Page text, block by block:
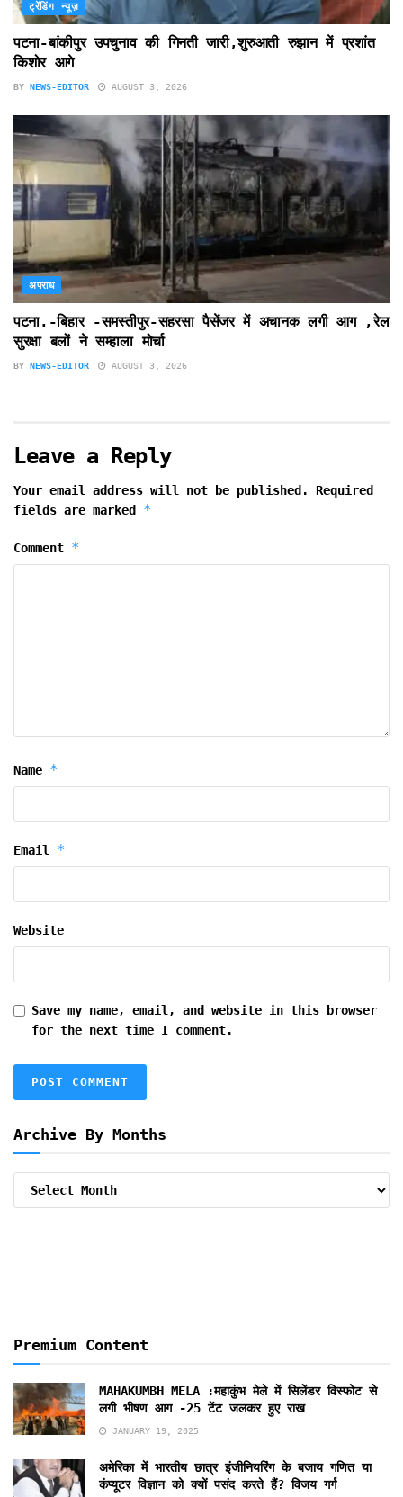
ट्रेंडिंग न्यूज़
पटना-बांकीपुर उपचुनाव की गिनती जारी,शुरुआती रुझान में प्रशांत
किशोर आगे
BY NEWS-EDITOR AUGUST 3, 2026
अपराध
पटना.-बिहार -समस्तीपुर-सहरसा पैसेंजर में अचानक लगी आग ,रेल
सुरक्षा बलों ने सम्हाला मोर्चा
BY NEWS-EDITOR AUGUST 3, 2026
Leave a Reply
Your email address will not be published.
Required
fields are marked *
Comment *
Name *
Email *
Website
Save my name, email, and website in this browser
for the next time I comment.
Archive By Months
Archive
Premium Content
MAHAKUMBH MELA :महाकुंभ मेले में सिलेंडर विस्फोट से
लगी भीषण आग -25 टेंट जलकर हुए राख
JANUARY 19, 2025
अमेरिका में भारतीय छात्र इंजीनियरिंग के बजाय गणित या
कंप्यूटर विज्ञान को क्यों पसंद करते हैं? विजय गर्ग